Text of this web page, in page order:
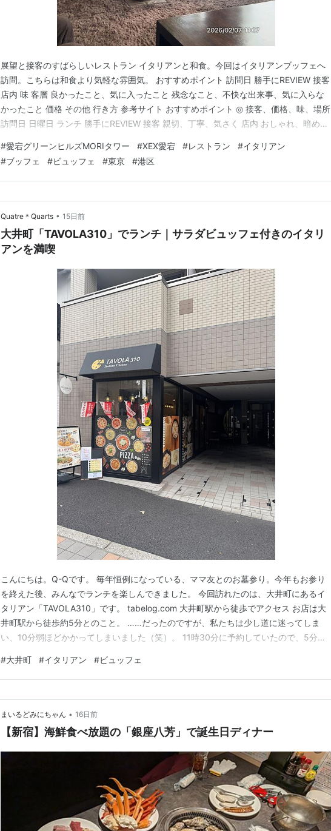
展望と接客のすばらしいレストラン イタリアンと和食。今回はイタリアンブッフェへ
訪問。こちらは和食より気軽な雰囲気。 おすすめポイント 訪問日 勝手にREVIEW 接客
店内 味 客層 良かったこと、気に入ったこと 残念なこと、不快な出来事、気に入らな
かったこと 価格 その他 行き方 参考サイト おすすめポイント ◎ 接客、価格、味、場所
訪問日 日曜日 ランチ 勝手にREVIEW 接客 親切、丁寧、気さく 店内 おしゃれ、暗め、
客、アレルギー対応、見晴らし。 高齢者や身障者への対応は素晴らしかった ワインソ
ムリ…
#愛宕グリーンヒルズMORIタワー #XEX愛宕 #レストラン #イタリアン
#ブッフェ #ビュッフェ #東京 #港区
Quatre＊Quarts • 15日前
大井町「TAVOLA310」でランチ｜サラダビュッフェ付きのイタリ
アンを満喫
こんにちは。Q-Qです。 毎年恒例になっている、ママ友とのお墓参り。今年もお参り
を終えた後、みんなでランチを楽しんできました。 今回訪れたのは、大井町にあるイ
タリアン「TAVOLA310」です。 tabelog.com 大井町駅から徒歩でアクセス お店は大
井町駅から徒歩約5分とのこと。 ……だったのですが、私たちは少し道に迷ってしま
い、10分弱ほどかかってしまいました（笑）。 11時30分に予約していたので、5分ほ
お店はマンションの1階にあり、奥に細長い造りになっていました。 半個室でゆっくり
おしゃべり 4人で予約…
#大井町 #イタリアン #ビュッフェ
まいるどみにちゃん • 16日前
【新宿】海鮮食べ放題の「銀座八芳」で誕生日ディナー